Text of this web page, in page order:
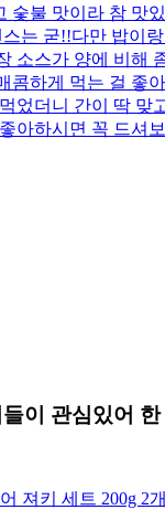
숯불 맛이라 참 맛
는 굳!! ​다만 밥이
소스가 양에 비해
콤하게 먹는 걸 좋
었더니 간이 딱 맞
아하시면 꼭 드셔
이 관심있어
져키 세트 200g 2